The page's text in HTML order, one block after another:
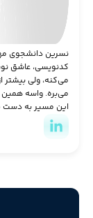
نسرین دانشجوی
کدنویسی، عاشق
می‌کنه، ولی بیشتر
می‌بره. واسه
این مسیر به دست